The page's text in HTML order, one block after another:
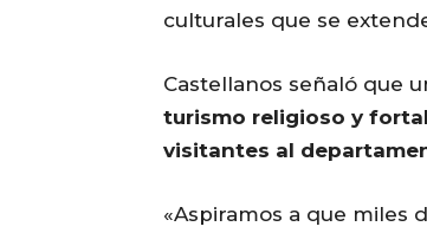
culturales que se
Castellanos señaló que
turismo religioso y
visitantes al
«Aspiramos a que miles